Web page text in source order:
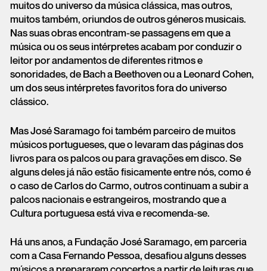
muitos do universo da música clássica, mas outros,
muitos também, oriundos de outros géneros musicais.
Nas suas obras encontram-se passagens em que a
música ou os seus intérpretes acabam por conduzir o
leitor por andamentos de diferentes ritmos e
sonoridades, de Bach a Beethoven ou a Leonard Cohen,
um dos seus intérpretes favoritos fora do universo
clássico.
Mas José Saramago foi também parceiro de muitos
músicos portugueses, que o levaram das páginas dos
livros para os palcos ou para gravações em disco. Se
alguns deles já não estão fisicamente entre nós, como é
o caso de Carlos do Carmo, outros continuam a subir a
palcos nacionais e estrangeiros, mostrando que a
Cultura portuguesa está viva e recomenda-se.
Há uns anos, a Fundação José Saramago, em parceria
com a Casa Fernando Pessoa, desafiou alguns desses